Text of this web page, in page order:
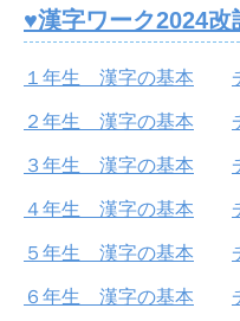
♥漢字ワーク2024改
１年生 漢字の基本
２年生 漢字の基本
３年生 漢字の基本
４年生 漢字の基本
５年生 漢字の基本
６年生 漢字の基本